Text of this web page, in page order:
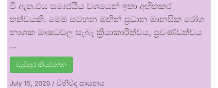
වී ඇත.එය සමාජයීය වශයෙන් ඉතා අහිතකර
තත්වයකි. මෙම සටහන මඟින් ප්‍රධාන මානසික රෝග
නාශක ඖෂධවල සැබෑ ක්‍රියාකාරීත්වය, ප්‍රචණ්ඩත්වය
…
වැඩිපුර කියවන්න
July 15, 2026 / විනිවිද සායනය